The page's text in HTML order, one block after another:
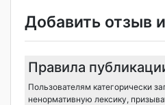
Добавить отзыв
Правила
Пользователям категорически
ненормативную лексику,